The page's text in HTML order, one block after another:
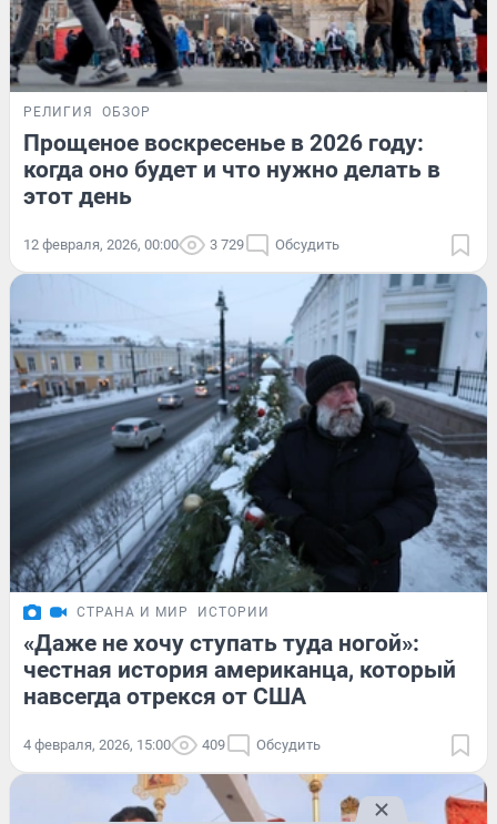
РЕЛИГИЯ ОБЗОР
Прощеное воскресенье в 2026 году:
когда оно будет и что нужно делать в
этот день
12 февраля, 2026, 00:00 3 729 Обсудить
СТРАНА И МИР ИСТОРИИ
«Даже не хочу ступать туда ногой»:
честная история американца, который
навсегда отрекся от США
4 февраля, 2026, 15:00 409 Обсудить